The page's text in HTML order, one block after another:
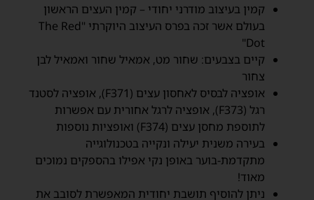
קמין בעיצוב מודרני יחודי – קמין העצים הראשון
בעולם אשר זכה בפרס העיצוב היוקרתי "The Red
Dot"
קיים בצבעים: שחור מט, אמאיל שחור ואמאיל לבן
צחור
אופציה לבסיס לאחסון עצים (F371), אופציה לסטנד
רגל (F373), אופציה לרגל אחורית עם אפשרות
לתוספת מחסן עצים (F374) ואופציות נוספות
בעירה משנית יעילה ונקייה בטכנולוגייה
מתקדמת-בוער באופן נקי אפילו בהספקים נמוכים
מאוד!
ניתן להוסיף תושבת יחודית המאפשרת לסובב את